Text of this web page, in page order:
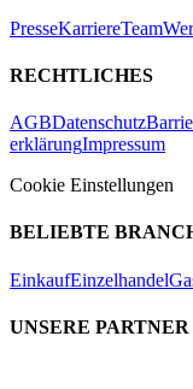
PresseKarriereTeam
RECHTLICHES
AGBDatenschutz
erklärungImpressum
Cookie Einstellungen
BELIEBTE
EinkaufEinzelhandel
UNSERE PARTNER